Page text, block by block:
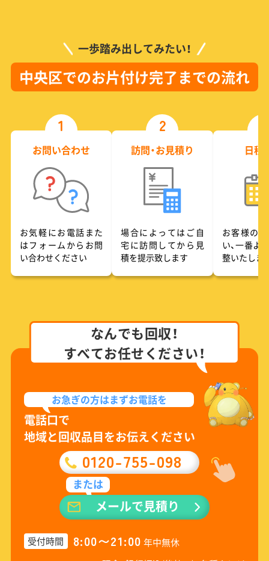
一歩踏み出してみたい！
中央区でのお片付け完了までの流れ
1
お問い合わせ
お気軽にお電話また
はフォームからお問
い合わせください
2
訪問・お見積り
場合によってはご自
宅に訪問してから見
積を提示致します
日程
お客様の
い、一番よ
整いたしま
なんでも回収！
すべてお任せください！
お急ぎの方はまずお電話を
電話口で
地域と回収品目をお伝えください
0120-755-098
または
メールで見積り
受付時間 8:00〜21:00 年中無休